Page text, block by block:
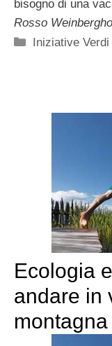
bisogno di una
Rosso
Categorie
Iniziative Verdi
Ecologia
andare in
montagna